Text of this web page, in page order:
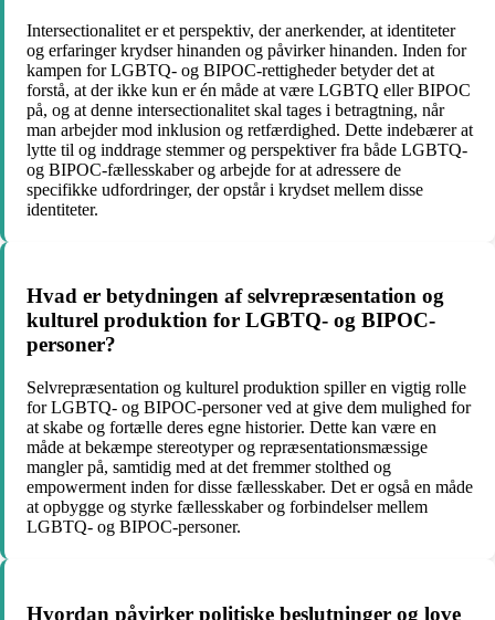
Intersectionalitet er et perspektiv, der anerkender, at identiteter
og erfaringer krydser hinanden og påvirker hinanden. Inden for
kampen for LGBTQ- og BIPOC-rettigheder betyder det at
forstå, at der ikke kun er én måde at være LGBTQ eller BIPOC
på, og at denne intersectionalitet skal tages i betragtning, når
man arbejder mod inklusion og retfærdighed. Dette indebærer at
lytte til og inddrage stemmer og perspektiver fra både LGBTQ-
og BIPOC-fællesskaber og arbejde for at adressere de
specifikke udfordringer, der opstår i krydset mellem disse
identiteter.
Hvad er betydningen af selvrepræsentation og
kulturel produktion for LGBTQ- og BIPOC-
personer?
Selvrepræsentation og kulturel produktion spiller en vigtig rolle
for LGBTQ- og BIPOC-personer ved at give dem mulighed for
at skabe og fortælle deres egne historier. Dette kan være en
måde at bekæmpe stereotyper og repræsentationsmæssige
mangler på, samtidig med at det fremmer stolthed og
empowerment inden for disse fællesskaber. Det er også en måde
at opbygge og styrke fællesskaber og forbindelser mellem
LGBTQ- og BIPOC-personer.
Hvordan påvirker politiske beslutninger og love